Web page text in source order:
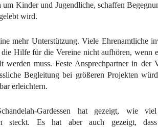
Kinder und Jugendliche, schaffen
wird.
mehr Unterstützung. Viele Ehrenamtliche
Hilfe für die Vereine nicht aufhören, wenn
werden muss. Feste Ansprechpartner in der
Begleitung bei größeren Projekten
erleichtern.
Gardessen hat gezeigt, wie
steckt. Es hat aber auch gezeigt,